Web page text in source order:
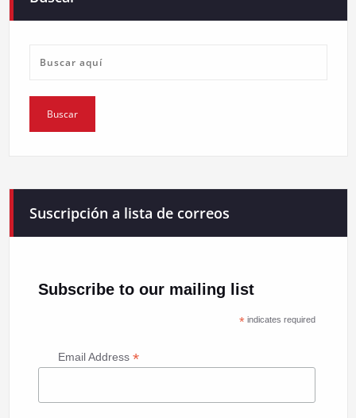
Suscripción a lista de correos
Subscribe to our mailing list
*indicates required
Email Address *